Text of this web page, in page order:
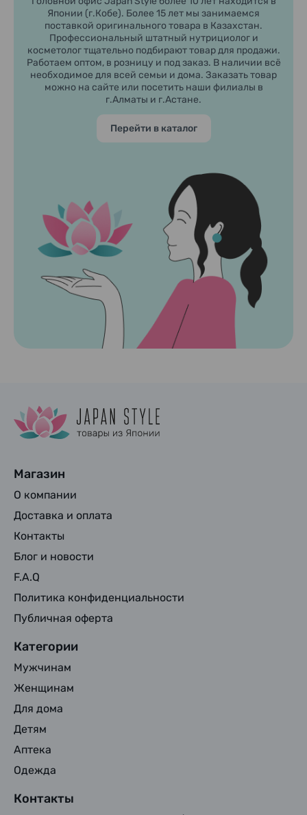
Японии (г.Кобе). Более 15 лет мы занимаемся
поставкой оригинального товара в Казахстан.
Профессиональный штатный нутрициолог и
косметолог тщательно подбирают товар для продажи.
Работаем оптом, в розницу и под заказ. В наличии всё
необходимое для всей семьи и дома. Заказать товар
можно на сайте или посетить наши филиалы в
г.Алматы и г.Астане.
Перейти в каталог
Магазин
О компании
Доставка и оплата
Контакты
Блог и новости
F.A.Q
Политика конфиденциальности
Публичная оферта
Категории
Мужчинам
Женщинам
Для дома
Детям
Аптека
Одежда
Контакты